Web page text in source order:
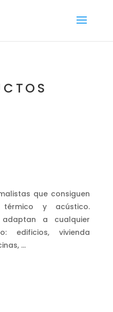
que consiguen
y acústico.
a cualquier
edificios, vivienda
…